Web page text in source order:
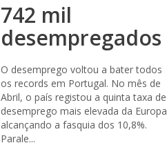
742 mil
desempregados
O desemprego voltou a bater todos
os records em Portugal. No mês de
Abril, o país registou a quinta taxa de
desemprego mais elevada da Europa
alcançando a fasquia dos 10,8%.
Parale...